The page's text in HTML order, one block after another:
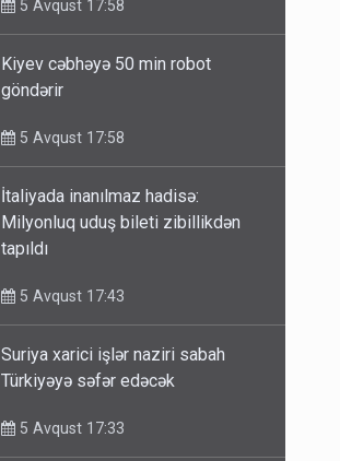
Kiyev cəbhəyə 50 min robot
İtaliyada inanılmaz hadisə:
Milyonluq uduş bileti zibillikdən
Suriya xarici işlər naziri sabah